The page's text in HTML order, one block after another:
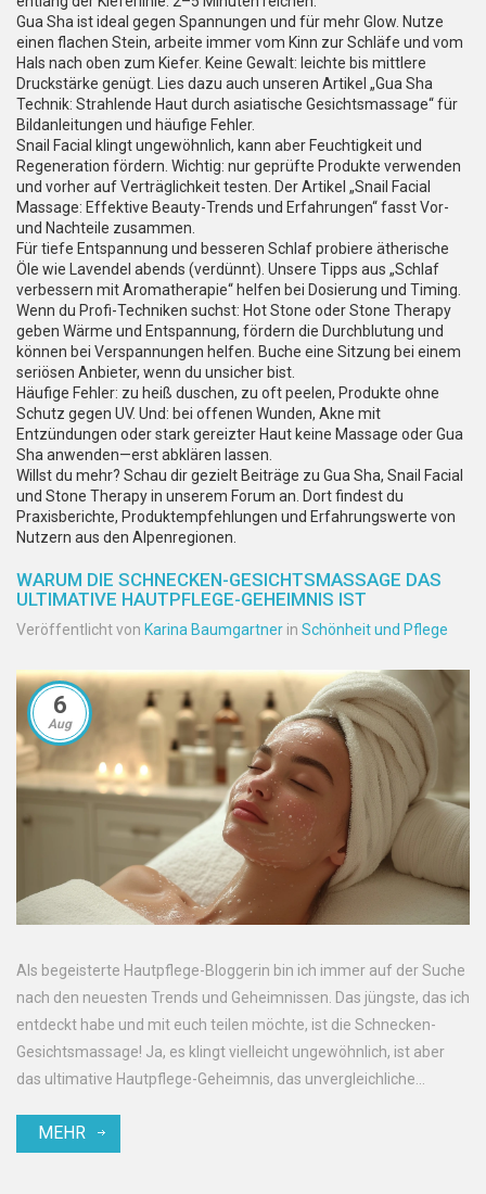
Gua Sha ist ideal gegen Spannungen und für mehr Glow. Nutze
einen flachen Stein, arbeite immer vom Kinn zur Schläfe und vom
Hals nach oben zum Kiefer. Keine Gewalt: leichte bis mittlere
Druckstärke genügt. Lies dazu auch unseren Artikel „Gua Sha
Technik: Strahlende Haut durch asiatische Gesichtsmassage“ für
Bildanleitungen und häufige Fehler.
Snail Facial klingt ungewöhnlich, kann aber Feuchtigkeit und
Regeneration fördern. Wichtig: nur geprüfte Produkte verwenden
und vorher auf Verträglichkeit testen. Der Artikel „Snail Facial
Massage: Effektive Beauty-Trends und Erfahrungen“ fasst Vor-
und Nachteile zusammen.
Für tiefe Entspannung und besseren Schlaf probiere ätherische
Öle wie Lavendel abends (verdünnt). Unsere Tipps aus „Schlaf
verbessern mit Aromatherapie“ helfen bei Dosierung und Timing.
Wenn du Profi-Techniken suchst: Hot Stone oder Stone Therapy
geben Wärme und Entspannung, fördern die Durchblutung und
können bei Verspannungen helfen. Buche eine Sitzung bei einem
seriösen Anbieter, wenn du unsicher bist.
Häufige Fehler: zu heiß duschen, zu oft peelen, Produkte ohne
Schutz gegen UV. Und: bei offenen Wunden, Akne mit
Entzündungen oder stark gereizter Haut keine Massage oder Gua
Sha anwenden—erst abklären lassen.
Willst du mehr? Schau dir gezielt Beiträge zu Gua Sha, Snail Facial
und Stone Therapy in unserem Forum an. Dort findest du
Praxisberichte, Produktempfehlungen und Erfahrungswerte von
Nutzern aus den Alpenregionen.
WARUM DIE SCHNECKEN-GESICHTSMASSAGE DAS
ULTIMATIVE HAUTPFLEGE-GEHEIMNIS IST
Veröffentlicht von Karina Baumgartner in Schönheit und Pflege
6
Aug
Als begeisterte Hautpflege-Bloggerin bin ich immer auf der Suche
nach den neuesten Trends und Geheimnissen. Das jüngste, das ich
entdeckt habe und mit euch teilen möchte, ist die Schnecken-
Gesichtsmassage! Ja, es klingt vielleicht ungewöhnlich, ist aber
das ultimative Hautpflege-Geheimnis, das unvergleichliche
Technik zu erfahren und warum sie vielleicht das fehlende Glied in
MEHR